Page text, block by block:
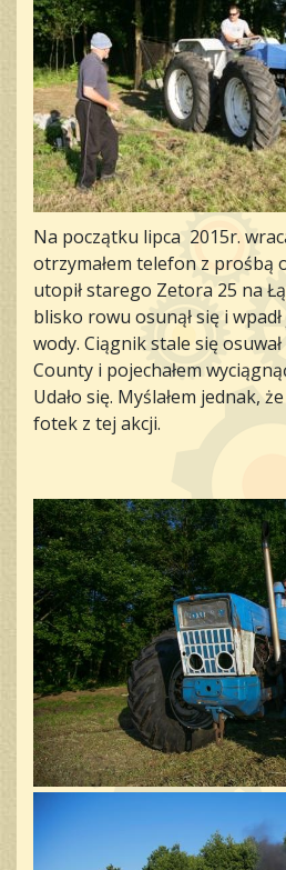
Na początku lipca 2015r.
otrzymałem telefon z prośbą
utopił starego Zetora 25 na
blisko rowu osunął się i
wody. Ciągnik stale się
County i pojechałem
Udało się. Myślałem jednak,
fotek z tej akcji.